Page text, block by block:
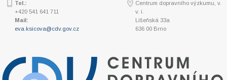
Tel.:
+420 541 641 711
Mail:
eva.ksicova@cdv.gov.cz
Centrum dopravního výzkumu, v.
v. i.
Líšeňská 33a
636 00 Brno